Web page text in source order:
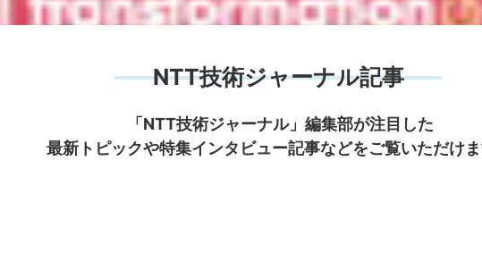
NTT技術ジャーナル記事
「NTT技術ジャーナル」編集部が注目した
最新トピックや特集インタビュー記事などをご覧いただけま